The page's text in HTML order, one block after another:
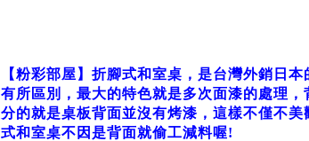
【粉彩部屋】折腳式和室桌，是台灣外銷日
有所區別，最大的特色就是多次面漆的處理
分的就是桌板背面並沒有烤漆，這樣不僅不
式和室桌不因是背面就偷工減料喔!